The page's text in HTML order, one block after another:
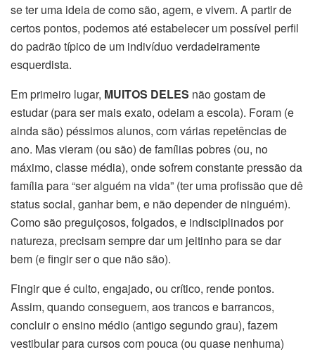
se ter uma ideia de como são, agem, e vivem. A partir de
certos pontos, podemos até estabelecer um possível perfil
do padrão típico de um indivíduo verdadeiramente
esquerdista.
Em primeiro lugar, MUITOS DELES não gostam de
estudar (para ser mais exato, odeiam a escola). Foram (e
ainda são) péssimos alunos, com várias repetências de
ano. Mas vieram (ou são) de famílias pobres (ou, no
máximo, classe média), onde sofrem constante pressão da
família para “ser alguém na vida” (ter uma profissão que dê
status social, ganhar bem, e não depender de ninguém).
Como são preguiçosos, folgados, e indisciplinados por
natureza, precisam sempre dar um jeitinho para se dar
bem (e fingir ser o que não são).
Fingir que é culto, engajado, ou crítico, rende pontos.
Assim, quando conseguem, aos trancos e barrancos,
concluir o ensino médio (antigo segundo grau), fazem
vestibular para cursos com pouca (ou quase nenhuma)